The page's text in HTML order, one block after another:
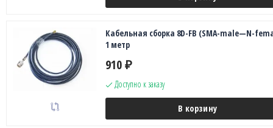
Кабельная сборка 8D-FB (SMA-male—N-
1 метр
910 ₽
Доступно к заказу
В корзину